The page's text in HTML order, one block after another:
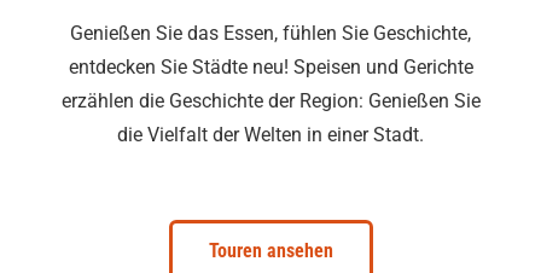
Genießen Sie das Essen, fühlen Sie Geschichte,
entdecken Sie Städte neu! Speisen und Gerichte
erzählen die Geschichte der Region: Genießen Sie
die Vielfalt der Welten in einer Stadt.
Touren ansehen